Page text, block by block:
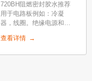
密封胶精密阻燃粘合剂
200g
720BH阻燃密封胶水推荐
用于电路板例如：冷凝
器，线圈。绝缘电源和变
防水。
查看详情